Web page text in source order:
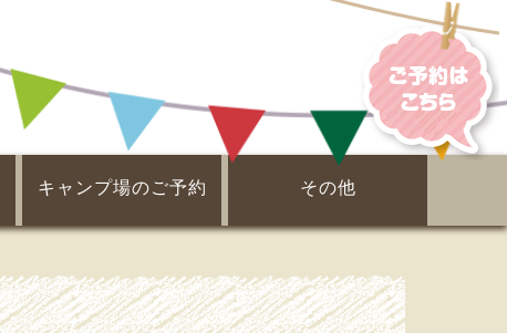
キャンプ場のご予約 その他